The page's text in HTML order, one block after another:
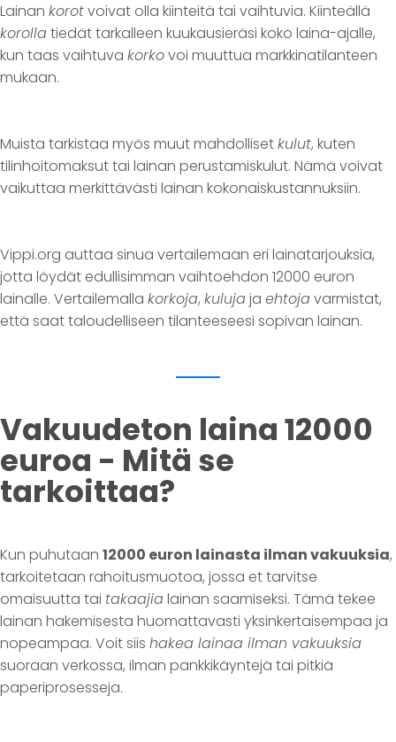
Lainan korotvoivat olla kiinteitä tai vaihtuvia. Kiinteällä
korollatiedät tarkalleen kuukausieräsi koko laina-ajalle,
kun taas vaihtuva korkovoi muuttua markkinatilanteen
mukaan.
Muista tarkistaa myös muut mahdollisetkulut, kuten
tilinhoitomaksut tai lainan perustamiskulut. Nämä voivat
vaikuttaa merkittävästi lainan kokonaiskustannuksiin.
Vippi.org auttaa sinua vertailemaan eri lainatarjouksia,
jotta löydät edullisimman vaihtoehdon 12000 euron
lainalle. Vertailemalla korkoja, kulujaja ehtojavarmistat,
että saat taloudelliseen tilanteeseesi sopivan lainan.
Vakuudeton laina 12000
euroa - Mitä se
tarkoittaa?
Kun puhutaan 12000 euron lainasta ilman vakuuksia,
tarkoitetaan rahoitusmuotoa, jossa et tarvitse
omaisuutta tai takaajialainan saamiseksi. Tämä tekee
lainan hakemisesta huomattavasti yksinkertaisempaa ja
nopeampaa. Voit siis hakea lainaa ilman vakuuksia
suoraan verkossa, ilman pankkikäyntejä tai pitkiä
paperiprosesseja.